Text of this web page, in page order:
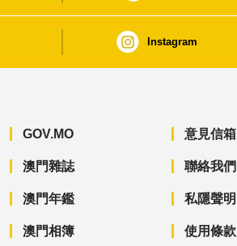
Instagram
GOV.MO
澳門雜誌
澳門年鑑
澳門相簿
意見信箱
聯絡我們
私隱聲明
使用條款